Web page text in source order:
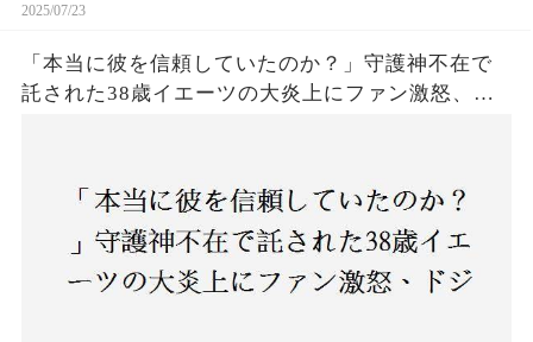
2025/07/23
「本当に彼を信頼していたのか？」守護神不在で
託された38歳イエーツの大炎上にファン激怒、ド